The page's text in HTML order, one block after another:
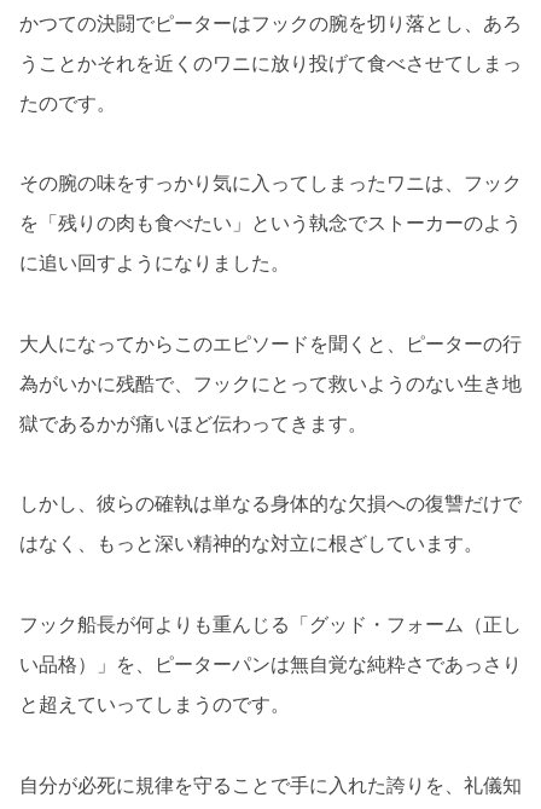
かつての決闘でピーターはフックの腕を切り落とし、あろ
うことかそれを近くのワニに放り投げて食べさせてしまっ
たのです。
その腕の味をすっかり気に入ってしまったワニは、フック
を「残りの肉も食べたい」という執念でストーカーのよう
に追い回すようになりました。
大人になってからこのエピソードを聞くと、ピーターの行
為がいかに残酷で、フックにとって救いようのない生き地
獄であるかが痛いほど伝わってきます。
しかし、彼らの確執は単なる身体的な欠損への復讐だけで
はなく、もっと深い精神的な対立に根ざしています。
フック船長が何よりも重んじる「グッド・フォーム（正し
い品格）」を、ピーターパンは無自覚な純粋さであっさり
と超えていってしまうのです。
自分が必死に規律を守ることで手に入れた誇りを、礼儀知